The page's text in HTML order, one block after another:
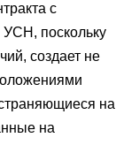
с
поскольку
создает не
на
на